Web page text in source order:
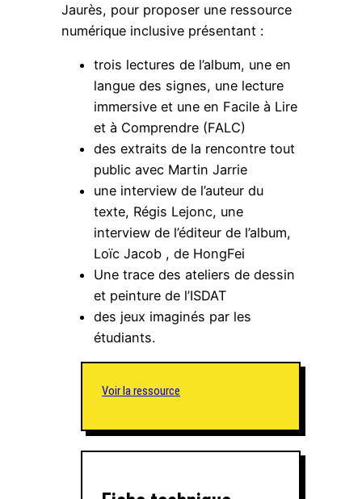
Jaurès, pour proposer une ressource
numérique inclusive présentant :
trois lectures de l’album, une en
langue des signes, une lecture
immersive et une en Facile à Lire
et à Comprendre (FALC)
des extraits de la rencontre tout
public avec Martin Jarrie
une interview de l’auteur du
texte, Régis Lejonc, une
interview de l’éditeur de l’album,
Loïc Jacob , de HongFei
Une trace des ateliers de dessin
et peinture de l’ISDAT
des jeux imaginés par les
étudiants.
Voir la ressource